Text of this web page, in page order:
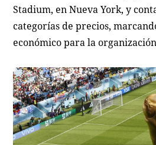
Stadium, en Nueva York, y
categorías de precios,
económico para la